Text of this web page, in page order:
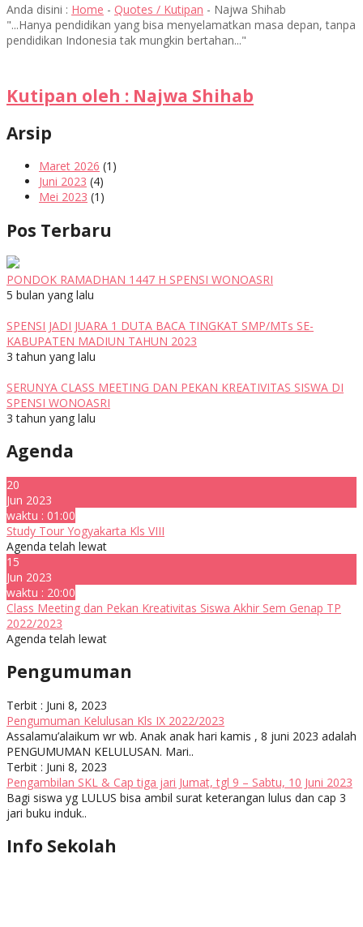
Anda disini : Home - Quotes / Kutipan - Najwa Shihab
"...Hanya pendidikan yang bisa menyelamatkan masa depan, tanpa
pendidikan Indonesia tak mungkin bertahan..."
Kutipan oleh : Najwa Shihab
Arsip
Maret 2026 (1)
Juni 2023 (4)
Mei 2023 (1)
Pos Terbaru
PONDOK RAMADHAN 1447 H SPENSI WONOASRI
5 bulan yang lalu
SPENSI JADI JUARA 1 DUTA BACA TINGKAT SMP/MTs SE-
KABUPATEN MADIUN TAHUN 2023
3 tahun yang lalu
SERUNYA CLASS MEETING DAN PEKAN KREATIVITAS SISWA DI
SPENSI WONOASRI
3 tahun yang lalu
Agenda
20
Jun 2023
waktu : 01:00
Study Tour Yogyakarta Kls VIII
Agenda telah lewat
15
Jun 2023
waktu : 20:00
Class Meeting dan Pekan Kreativitas Siswa Akhir Sem Genap TP
2022/2023
Agenda telah lewat
Pengumuman
Terbit : Juni 8, 2023
Pengumuman Kelulusan Kls IX 2022/2023
Assalamu’alaikum wr wb. Anak anak hari kamis , 8 juni 2023 adalah
PENGUMUMAN KELULUSAN. Mari..
Terbit : Juni 8, 2023
Pengambilan SKL & Cap tiga jari Jumat, tgl 9 – Sabtu, 10 Juni 2023
Bagi siswa yg LULUS bisa ambil surat keterangan lulus dan cap 3
jari buku induk..
Info Sekolah